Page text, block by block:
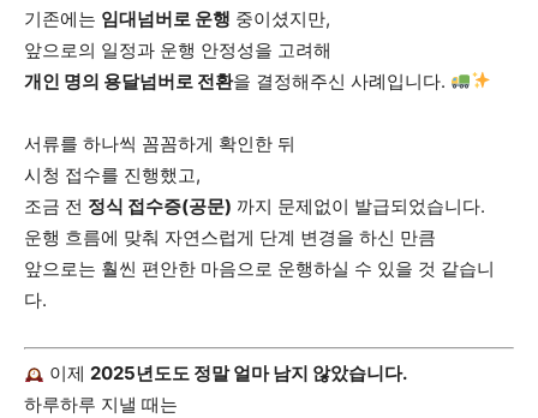
기존에는 임대넘버로 운행 중이셨지만,
앞으로의 일정과 운행 안정성을 고려해
개인 명의 용달넘버로 전환을 결정해주신 사례입니다.
서류를 하나씩 꼼꼼하게 확인한 뒤
시청 접수를 진행했고,
조금 전 정식 접수증(공문) 까지 문제없이 발급되었습니다.
운행 흐름에 맞춰 자연스럽게 단계 변경을 하신 만큼
앞으로는 훨씬 편안한 마음으로 운행하실 수 있을 것 같습니
다.
이제2025년도도 정말 얼마 남지 않았습니다.
하루하루 지낼 때는